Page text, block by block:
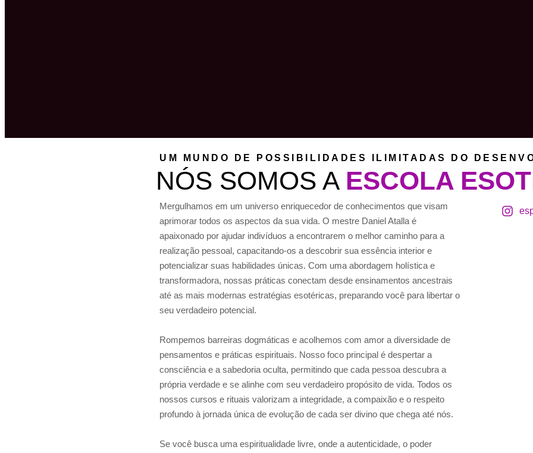
UM MUNDO DE POSSIBILIDADES ILIMITADAS DO
NÓS SOMOS A ESCOLA
Mergulhamos em um universo enriquecedor de conhecimentos que visam
aprimorar todos os aspectos da sua vida. O mestre Daniel Atalla é
apaixonado por ajudar indivíduos a encontrarem o melhor caminho para a
realização pessoal, capacitando-os a descobrir sua essência interior e
potencializar suas habilidades únicas. Com uma abordagem holística e
transformadora, nossas práticas conectam desde ensinamentos ancestrais
até as mais modernas estratégias esotéricas, preparando você para libertar o
seu verdadeiro potencial.
Rompemos barreiras dogmáticas e acolhemos com amor a diversidade de
pensamentos e práticas espirituais. Nosso foco principal é despertar a
consciência e a sabedoria oculta, permitindo que cada pessoa descubra a
própria verdade e se alinhe com seu verdadeiro propósito de vida. Todos os
nossos cursos e rituais valorizam a integridade, a compaixão e o respeito
profundo à jornada única de evolução de cada ser divino que chega até nós.
Se você busca uma espiritualidade livre, onde a autenticidade, o poder